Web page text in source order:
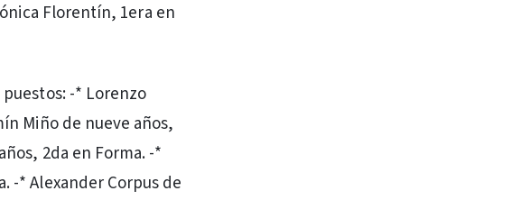
Florentín, 1era en
-* Lorenzo
Miño de nueve años,
2da en Forma. -*
-* Alexander Corpus de